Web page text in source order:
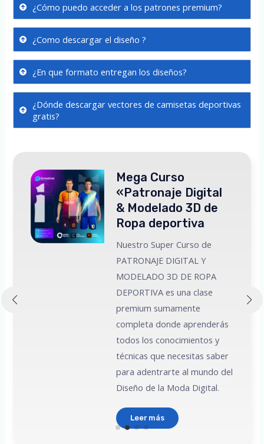
¿Cómo puedo acceder a los patrones premium?
¿Como descargar el diseño ?
¿En que formato entregan los diseños?
¿Dónde descargar vectores de camisetas deportivas
gratis?
Mega Curso
«Patronaje Digital
& Modelado 3D de
Ropa deportiva
Nuestro Super Curso de
PATRONAJE DIGITAL Y
MODELADO 3D DE ROPA
DEPORTIVA es una clase
premium sumamente
completa donde aprenderás
todos los conocimientos y
técnicas que necesitas saber
para adentrarte al mundo del
Diseño de la Moda Digital.
Leer más